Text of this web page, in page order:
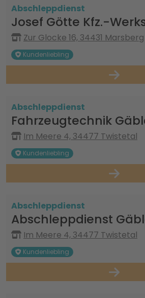
Abschleppdienst
Josef Götte Kfz.-
Zur Glocke 16, 34431 Marsberg
Kundenliebling
Abschleppdienst
Fahrzeugtechnik
Im Meere 4, 34477 Twistetal
Kundenliebling
Abschleppdienst
Abschleppdienst
Im Meere 4, 34477 Twistetal
Kundenliebling